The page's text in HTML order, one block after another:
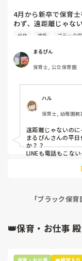
4月から新卒で保育
わず、遠距離じゃな
私は保育士のため基
です。また、私が土
氏の休みとかぶるこ
彼氏、旦那さんと
ンを取っていますか？
ちなみに彼はブラッ
仕事しており、LINE
仕事のつらさと連絡
😭
代休 彼氏 ブラック
まるぴん
保育士, 公立保育園
ハル
保育士, 幼稚園教
遠距離じゃないの
まるぴんさんの平
か？？
LINEも電話もこな
「ブラック保
👑保育・お仕事